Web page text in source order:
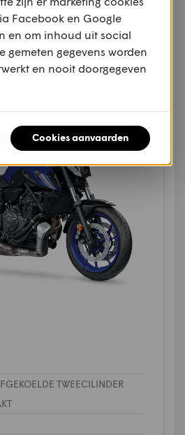
TWEECILINDER
Facebook en Google
en om inhoud uit social
gemeten gegevens worden
en nooit doorgegeven
Cookies aanvaarden